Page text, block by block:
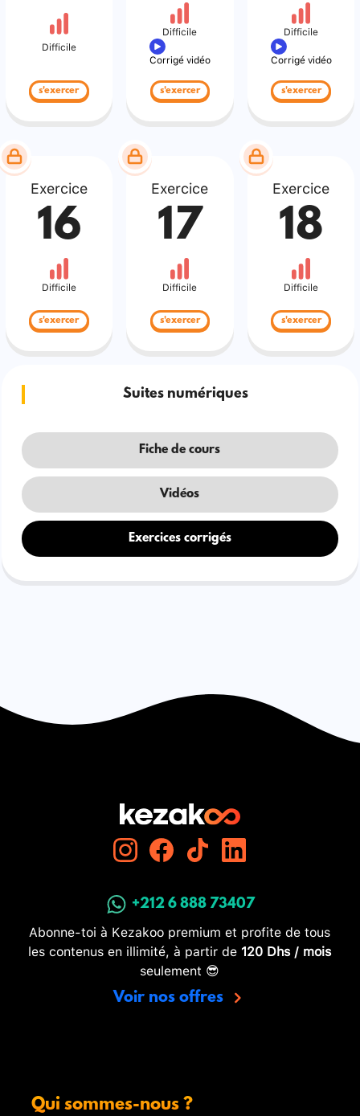
Difficile
s'exercer
Difficile
Corrigé vidéo
s'exercer
Difficile
Corrigé vidéo
s'exercer
Exercice
16
Difficile
s'exercer
Exercice
17
Difficile
s'exercer
Exercice
18
Difficile
s'exercer
Suites numériques
Fiche de cours
Vidéos
Exercices corrigés
+212 6 888 73407
Abonne-toi à Kezakoo premium et profite de tous
les contenus en illimité, à partir de 120 Dhs / mois
seulement 😎
Voir nos offres
Qui sommes-nous ?